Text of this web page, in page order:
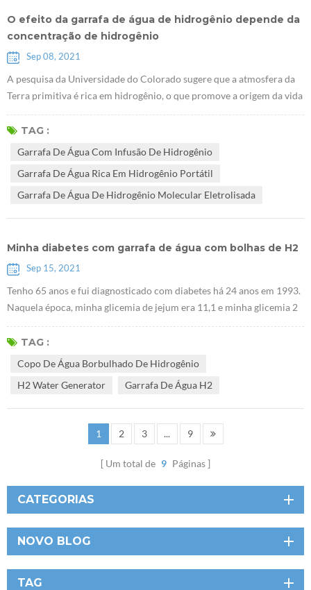
O efeito da garrafa de água de hidrogênio depende da
concentração de hidrogênio
Sep 08, 2021
A pesquisa da Universidade do Colorado sugere que a atmosfera da
Terra primitiva é rica em hidrogênio, o que promove a origem da vida
"Estudo CU mostra a atmosfera da Terra primitiva rica em
hidrogênio, favorável à vida". A chave para o efeito da água de
hidrogênio é dissolver uma concentração suficiente de hidrogênio no
tecnologias avanç...
TAG :
Garrafa De Água Com Infusão De Hidrogênio
Garrafa De Água Rica Em Hidrogênio Portátil
Garrafa De Água De Hidrogênio Molecular Eletrolisada
Minha diabetes com garrafa de água com bolhas de H2
Sep 15, 2021
Tenho 65 anos e fui diagnosticado com diabetes há 24 anos em 1993.
Naquela época, minha glicemia de jejum era 11,1 e minha glicemia 2
horas após a refeição era 15,8. O médico me prescreveu dois
medicamentos, PHENFORMINI HYDROCHLORIDUM e D aonil .
Depois de me comunicar com o médico, percebi que não existe
precisa tomar remédios par...
TAG :
Copo De Água Borbulhado De Hidrogênio
H2 Water Generator
Garrafa De Água H2
1 2 3 ... 9
Um total de 9 Páginas
CATEGORIAS
NOVO BLOG
TAG